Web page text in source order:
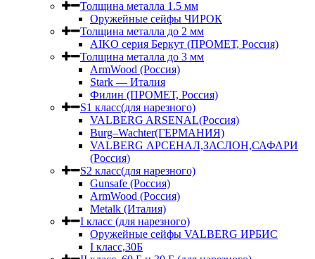
Толщина металла 1.5 мм
Оружейные сейфы ЧИРОК
Толщина металла до 2 мм
AIKO серия Беркут (ПРОМЕТ, Россия)
Толщина металла до 3 мм
ArmWood (Россия)
Stark — Италия
Филин (ПРОМЕТ, Россия)
S1 класс(для нарезного)
VALBERG ARSENAL(Россия)
Burg–Wachter(ГЕРМАНИЯ)
VALBERG АРСЕНАЛ,ЗАСЛОН,САФАРИ
(Россия)
S2 класс(для нарезного)
Gunsafe (Россия)
ArmWood (Россия)
Metalk (Италия)
I класс (для нарезного)
Оружейные сейфы VALBERG ИРБИС
I класс,30Б